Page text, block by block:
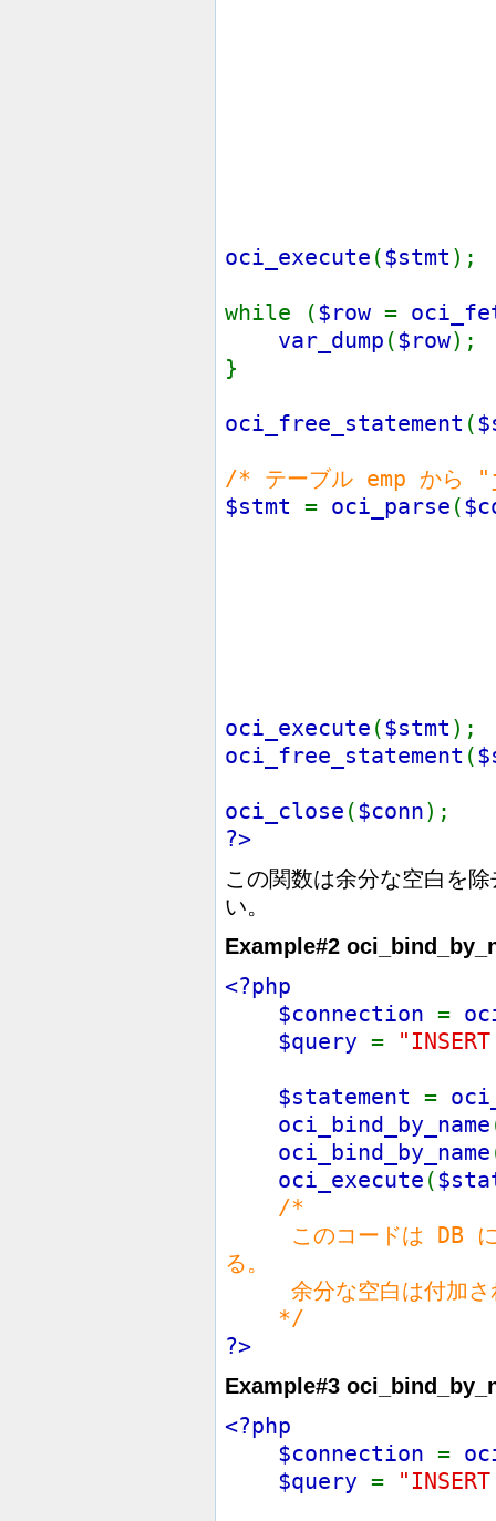
oci_execute ($stmt );
while ($row =
var_dump ($row);
}
oci_free_statement (
/* テーブル emp か
$stmt = oci_parse (
oci_execute ($stmt );
oci_free_statement (
oci_close ($conn);
?>
この関数は余分な空白を
い。
Example#2
<?php
$connection =
$query =
$statement =
oci_bind_by_name
oci_bind_by_name
oci_execute (
/*
このコードは DB
る。
余分な空白は付加さ
*/
?>
Example#3
<?php
$connection =
$query =